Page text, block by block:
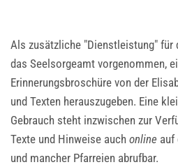
Als zusätzliche "Dienstleistung" für
das Seelsorgeamt vorgenommen,
Erinnerungsbroschüre von der
und Texten herauszugeben. Eine
Gebrauch steht inzwischen zur
Texte und Hinweise auch online auf
und mancher Pfarreien abrufbar.